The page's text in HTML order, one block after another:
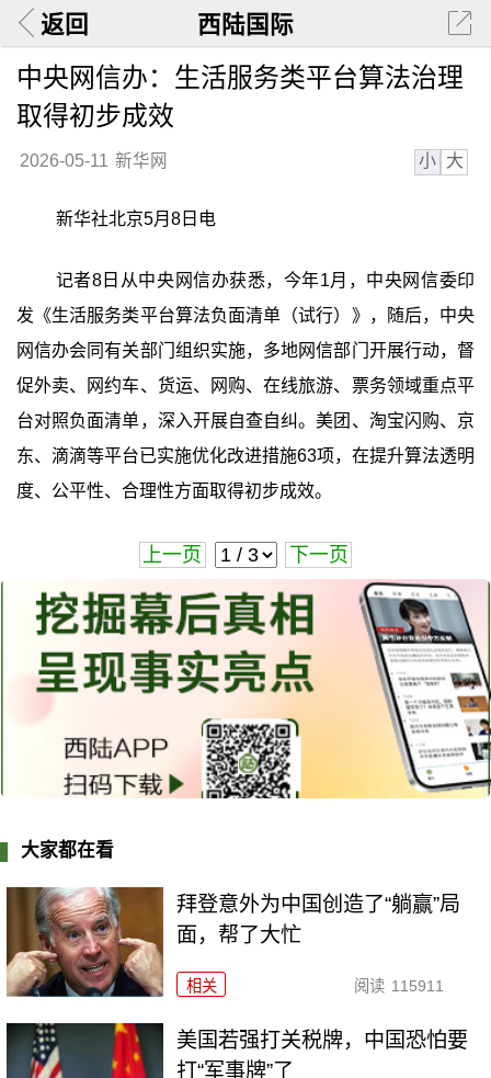
返回 西陆国际
中央网信办：生活服务类平台算法治理
取得初步成效
2026-05-11 新华网 小 大
新华社北京5月8日电
记者8日从中央网信办获悉，今年1月，中央网信委印
发《生活服务类平台算法负面清单（试行）》，随后，中央
网信办会同有关部门组织实施，多地网信部门开展行动，督
促外卖、网约车、货运、网购、在线旅游、票务领域重点平
台对照负面清单，深入开展自查自纠。美团、淘宝闪购、京
东、滴滴等平台已实施优化改进措施63项，在提升算法透明
度、公平性、合理性方面取得初步成效。
上一页 下一页
大家都在看
拜登意外为中国创造了“躺赢”局
面，帮了大忙
相关 阅读 115911
美国若强打关税牌，中国恐怕要
打“军事牌”了